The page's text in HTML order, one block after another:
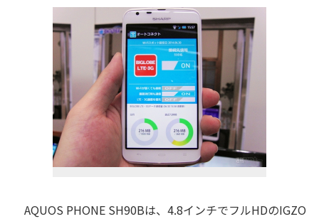
AQUOS PHONE SH90Bは、4.8インチでフルHDのIGZO